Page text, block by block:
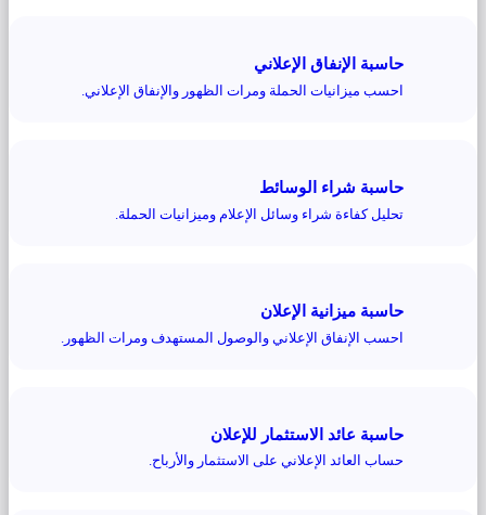
حاسبة الإنفاق الإعلاني
احسب ميزانيات الحملة ومرات الظهور والإنفاق الإعلاني.
حاسبة شراء الوسائط
تحليل كفاءة شراء وسائل الإعلام وميزانيات الحملة.
حاسبة ميزانية الإعلان
احسب الإنفاق الإعلاني والوصول المستهدف ومرات الظهور.
حاسبة عائد الاستثمار للإعلان
حساب العائد الإعلاني على الاستثمار والأرباح.